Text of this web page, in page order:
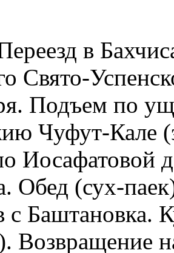
в
Свято-
Подъем по
Чуфут-Кале
Иосафатовой
Обед (сух-
с Баштановка.
Возвращение